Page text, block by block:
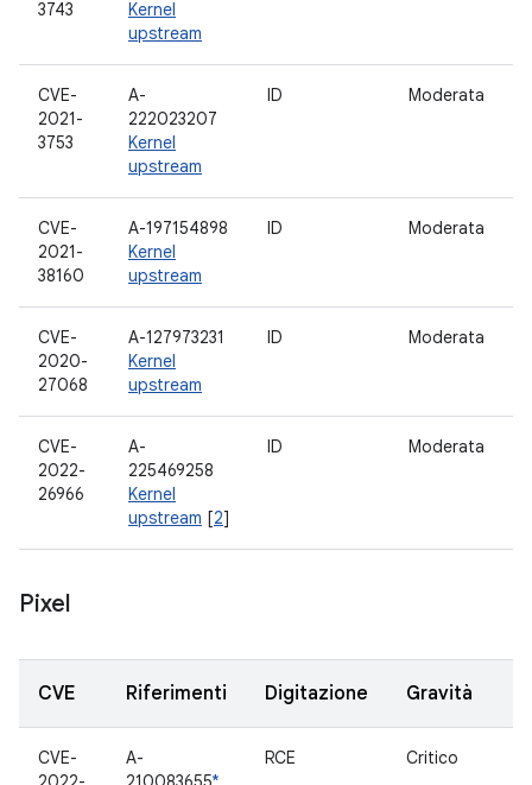
3743
Kernel
upstream
CVE-
2021-
3753
A-
222023207
Kernel
upstream
ID Moderata
CVE-
2021-
38160
A-197154898
Kernel
upstream
ID Moderata
CVE-
2020-
27068
A-127973231
Kernel
upstream
ID Moderata
CVE-
2022-
26966
A-
225469258
Kernel
upstream [2]
ID Moderata
Pixel
CVE Riferimenti Digitazione Gravità
CVE-
A-
RCE Critico